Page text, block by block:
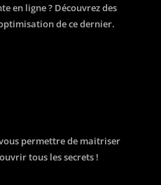
en ligne ? Découvrez des
de ce dernier.
permettre de maitriser
tous les secrets !